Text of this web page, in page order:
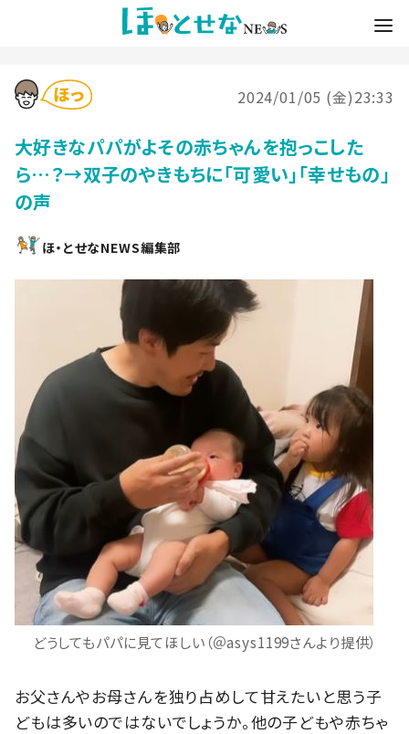
2024/01/05 (金)23:33
大好きなパパがよその赤ちゃんを抱っこした
ら…？→双子のやきもちに「可愛い」「幸せもの」
の声
ほ・とせなNEWS編集部
どうしてもパパに見てほしい（＠asys1199さんより提供）
お父さんやお母さんを独り占めして甘えたいと思う子
どもは多いのではないでしょうか。他の子どもや赤ちゃ